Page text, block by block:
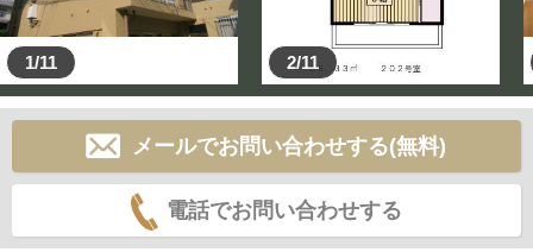
1/11 2/11
メールでお問い合わせする(無料)
電話でお問い合わせする